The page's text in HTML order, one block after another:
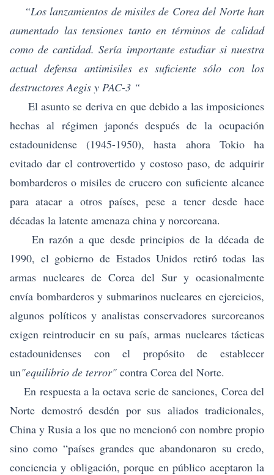
“Los lanzamientos de misiles de Corea del Norte han
aumentado las tensiones tanto en términos de calidad
como de cantidad. Sería importante estudiar si nuestra
actual defensa antimisiles es suficiente sólo con los
destructores Aegis y PAC-3 “
El asunto se deriva en que debido a las imposiciones
hechas al régimen japonés después de la ocupación
estadounidense (1945-1950), hasta ahora Tokio ha
evitado dar el controvertido y costoso paso, de adquirir
bombarderos o misiles de crucero con suficiente alcance
para atacar a otros países, pese a tener desde hace
décadas la latente amenaza china y norcoreana.
En razón a que desde principios de la década de
1990, el gobierno de Estados Unidos retiró todas las
armas nucleares de Corea del Sur y ocasionalmente
envía bombarderos y submarinos nucleares en ejercicios,
algunos políticos y analistas conservadores surcoreanos
exigen reintroducir en su país, armas nucleares tácticas
estadounidenses con el propósito de establecer
un"equilibrio de terror" contra Corea del Norte.
En respuesta a la octava serie de sanciones, Corea del
Norte demostró desdén por sus aliados tradicionales,
China y Rusia a los que no mencionó con nombre propio
sino como “países grandes que abandonaron su credo,
conciencia y obligación, porque en público aceptaron la